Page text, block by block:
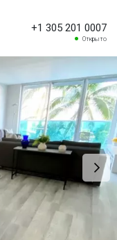
+1 305 201 0007
Открыто